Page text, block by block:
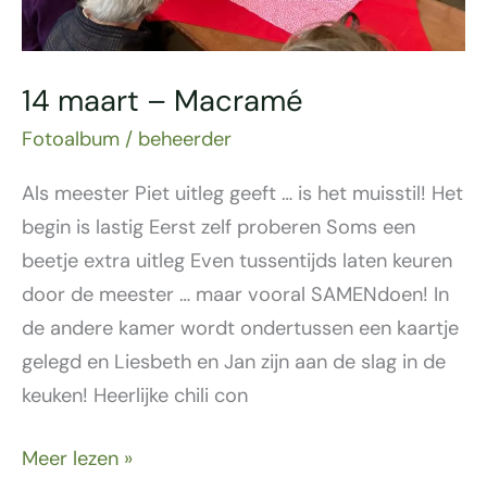
14 maart – Macramé
Fotoalbum / beheerder
Als meester Piet uitleg geeft … is het muisstil! Het
begin is lastig Eerst zelf proberen Soms een
beetje extra uitleg Even tussentijds laten keuren
door de meester … maar vooral SAMENdoen! In
de andere kamer wordt ondertussen een kaartje
gelegd en Liesbeth en Jan zijn aan de slag in de
keuken! Heerlijke chili con
Meer lezen »